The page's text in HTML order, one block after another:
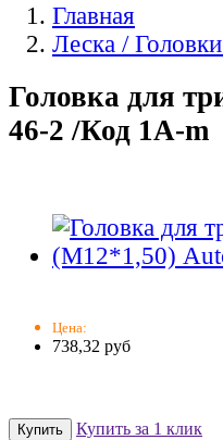
Главная
Леска /
Головка для
46-2 /Код 1A-m
Цена:
738,32 руб
Купить за 1 клик